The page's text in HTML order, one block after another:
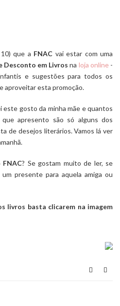
que a FNAC vai estar com uma
Desconto em Livros na loja online -
e sugestões para todos os
aproveitar esta promoção.
este gosto da minha mãe e quantos
apresento são só alguns dos
de desejos literários. Vamos lá ver
FNAC? Se gostam muito de ler, se
presente para aquela amiga ou
livros basta clicarem na imagem